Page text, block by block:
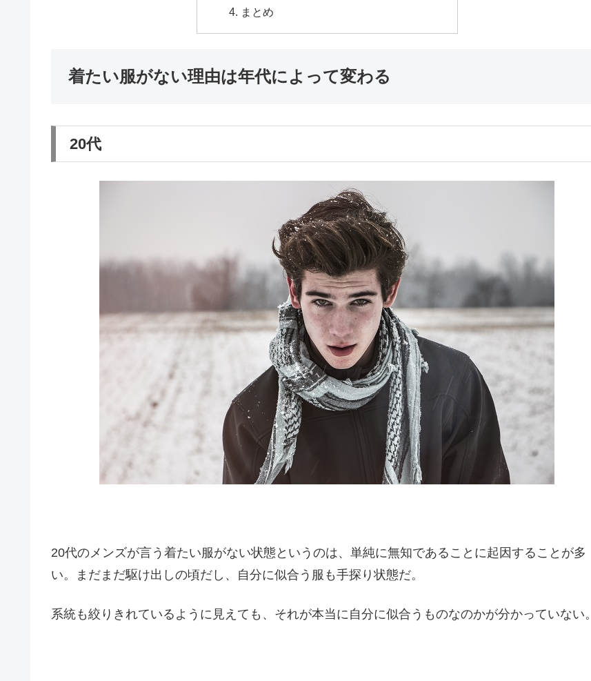
まとめ
着たい服がない理由は年代によって変わる
20代
20代のメンズが言う着たい服がない状態というのは、単純に無知であることに起因することが多
い。まだまだ駆け出しの頃だし、自分に似合う服も手探り状態だ。
系統も絞りきれているように見えても、それが本当に自分に似合うものなのかが分かっていない。